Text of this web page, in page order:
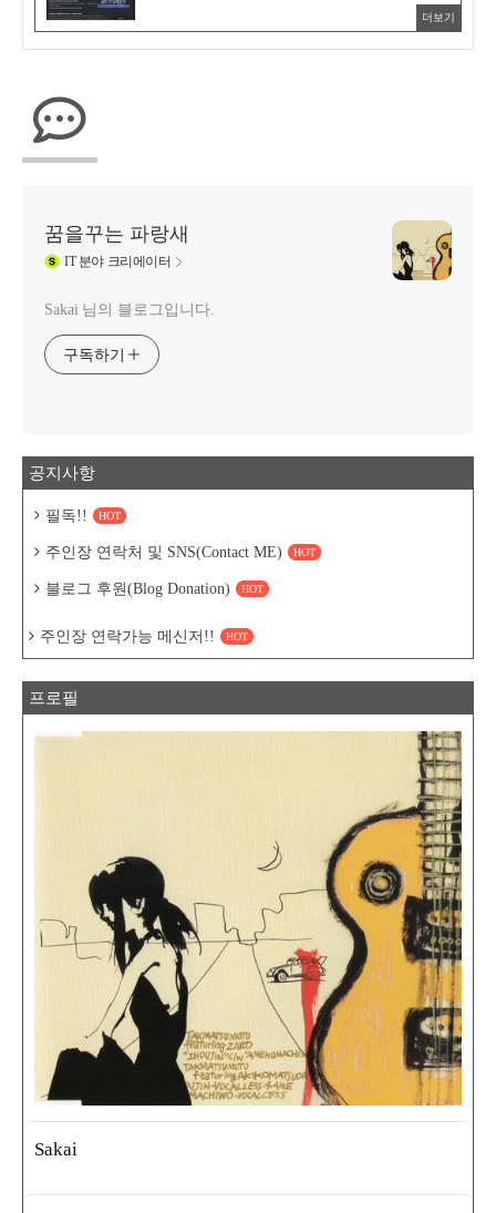
더보기
꿈을꾸는 파랑새
IT분야 크리에이터
Sakai 님의 블로그입니다.
구독하기
공지사항
필독!! HOT
주인장 연락처 및 SNS(Contact ME) HOT
블로그 후원(Blog Donation) HOT
주인장 연락가능 메신저!! HOT
프로필
Sakai